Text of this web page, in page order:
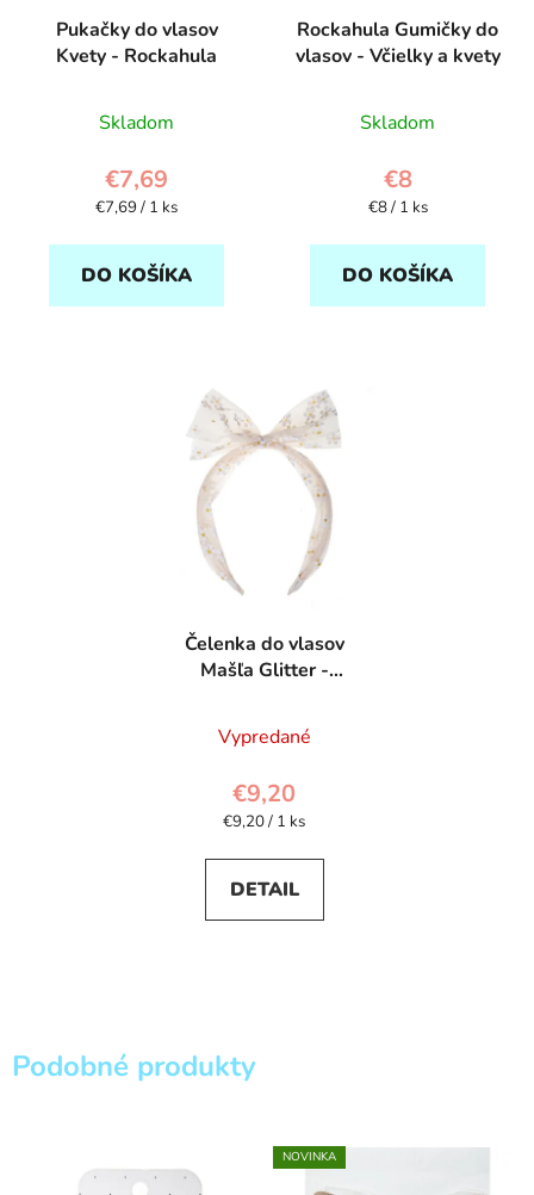
Pukačky do vlasov
Kvety - Rockahula
Skladom
€7,69
Jednotková
€7,69 / 1 ks
DO KOŠÍKA
Rockahula Gumičky do
vlasov - Včielky a kvety
Skladom
€8
Jednotková
€8 / 1 ks
DO KOŠÍKA
Čelenka do vlasov
Mašľa Glitter -
Vypredané
€9,20
Jednotková
€9,20 / 1 ks
DETAIL
Podobné produkty
NOVINKA